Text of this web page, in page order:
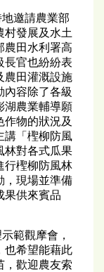
邀請農業部
村發展及水土
農田水利署高
長官也紛紛表
農田灌溉設施
內容除了各級
湖農業輔導願
作物的狀況及
講「檉柳防風
林對各式瓜果
行檉柳防風林
，現場並準備
果供來賓品
範觀摩會，
也希望能藉此
，歡迎農友索